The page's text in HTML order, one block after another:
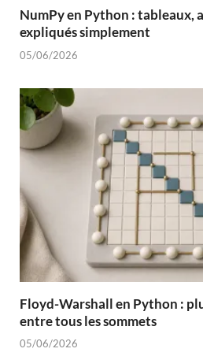
NumPy en Python : tableaux,
expliqués simplement
05/06/2026
Floyd-Warshall en Python :
entre tous les sommets
05/06/2026